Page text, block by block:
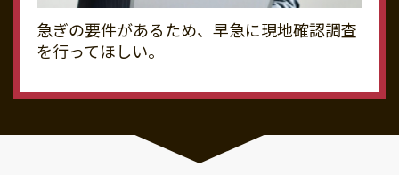
急ぎの要件があるため、早急に現地確認調査
を行ってほしい。